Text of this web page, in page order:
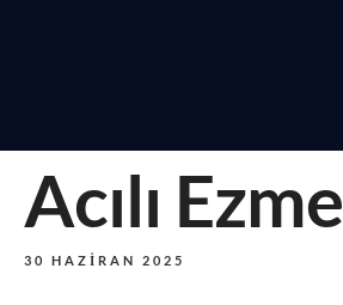
Acılı Ezme
30 HAZIRAN 2025